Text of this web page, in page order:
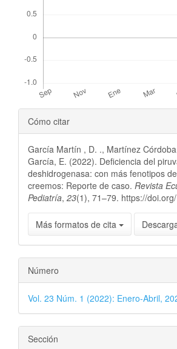
Detalles
del
artículo
Cómo citar
García Martín , D. ., Martínez
García, E. (2022). Deficiencia del
deshidrogenasa: con más fenotipos
creemos: Reporte de caso. Revista
Pediatría, 23(1), 71–79. https://
Más formatos de cita
Número
Vol. 23 Núm. 1 (2022): Enero-Abril,
Sección